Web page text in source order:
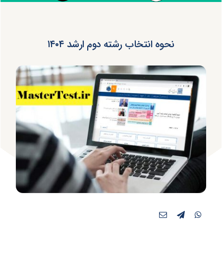
نحوه انتخاب رشته دوم ارشد ۱۴۰۴